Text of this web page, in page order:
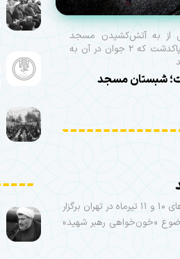
از به آتش‌کشیدن مسجد
سیدالشهدای پاکدشت که ۲ جوان در آن به
شبستان مسجد
رویداد هنری «یا لثارات الامام» با حضور بانوان هنرمند سراسر کشور، روزهای ۱۰ و ۱۱ تیرماه در تهران برگزار
«خون‌خواهی رهبر شهید»